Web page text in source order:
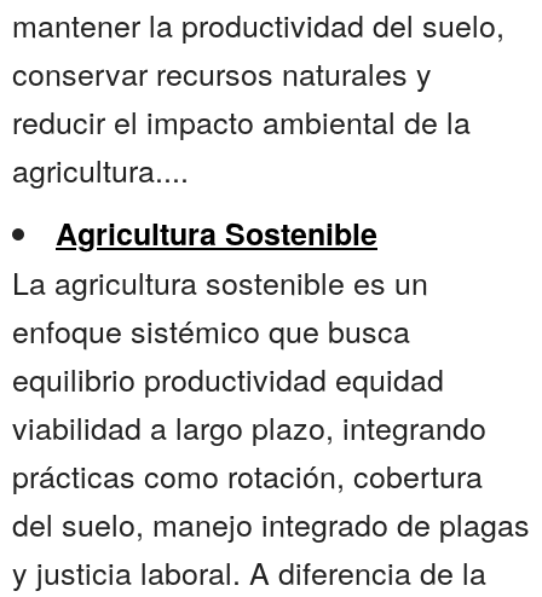
mantener la productividad del suelo,
conservar recursos naturales y
reducir el impacto ambiental de la
agricultura....
Agricultura Sostenible
La agricultura sostenible es un
enfoque sistémico que busca
equilibrio productividad equidad
viabilidad a largo plazo, integrando
prácticas como rotación, cobertura
del suelo, manejo integrado de plagas
y justicia laboral. A diferencia de la